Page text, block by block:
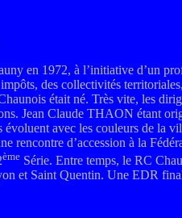
en 1972, à l’initiative d’un
des collectivités
était né. Très vite, les
Jean Claude THAON étant
avec les couleurs de la
rencontre d’accession à la
ème Série. Entre temps, le RC
et Saint Quentin. Une EDR